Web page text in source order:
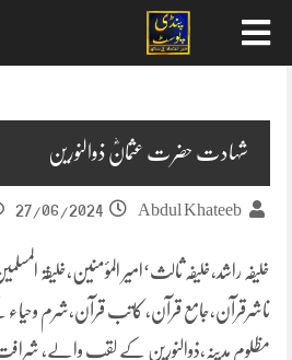
شہادت حضرت عثمانؓ ذوالنورین
Abdul Khateeb
27/06/2024
خلیفہ راشد،خلیفہ ثالث‘امیر المؤمنین،خلیفۃ
ناشرقرآن،جامع قرآن، کاتب قرآن،شرم وحیاء
مظلوم مدینہ،ذوالنورین کے لقب والے،